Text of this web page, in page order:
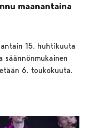
maanantaina
15. huhtikuuta
säännönmukainen
6. toukokuuta.